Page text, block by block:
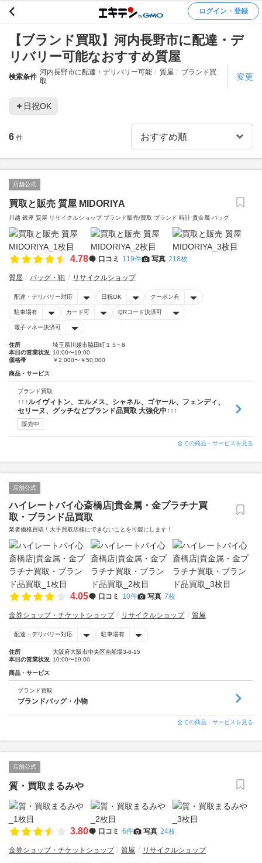
ログイン・登録
【ブランド買取】河内長野市に配達・デ
リバリー可能なおすすめ質屋
検索条件
河内長野市に配達・デリバリー可能 質屋
ブランド買
取
変更
日祝OK
6 件
店舗公式
買取と販売 質屋 MIDORIYA
川越 銀座 質屋 リサイクルショップ ブランド販売/買取 ブランド 時計 貴金属 バッグ
4.78 口コミ 119件 写真 218枚
質屋 バッグ・鞄 リサイクルショップ
配達・デリバリー対応 日祝OK クーポン有
駐車場有 カード可 QRコード決済可
電子マネー決済可
住所
埼玉県川越市脇田町１５−８
本日の営業状況 10:00〜19:00
価格帯
￥2,000〜￥50,000
商品・サービス
ブランド買取
↑↑↑ルイヴィトン、エルメス、シャネル、ゴヤール、フェンディ、
セリーヌ、グッチなどブランド品買取 大強化中↑↑↑
販売中
全ての商品・サービスを見る
店舗公式
ハイレートバイ心斎橋店|貴金属・金プラチナ買
取・ブランド品買取
業者価格買取！大手買取店様にできないことを可能にします！
4.05 口コミ 10件 写真 7枚
金券ショップ・チケットショップ リサイクルショップ 質屋
配達・デリバリー対応 駐車場有
住所
大阪府大阪市中央区南船場3-8-15
本日の営業状況 10:00〜19:00
商品・サービス
ブランド買取
ブランドバッグ・小物
全ての商品・サービスを見る
店舗公式
質・買取まるみや
3.80 口コミ 6件 写真 24枚
金券ショップ・チケットショップ 質屋 リサイクルショップ